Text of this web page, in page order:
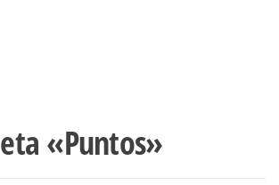
«Puntos»